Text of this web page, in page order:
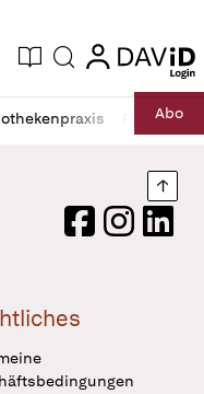
Ausgabe
Suche login
login
RechtAbo
FacebookInstagram